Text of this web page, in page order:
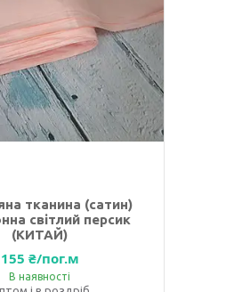
тканина (сатин)
світлий персик
(КИТАЙ)
155 ₴/пог.м
В наявності